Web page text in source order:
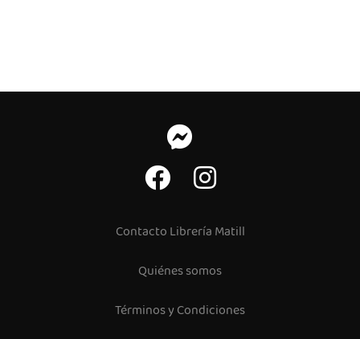
Contacto Librería Matill
Quiénes somos
Términos y Condiciones